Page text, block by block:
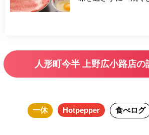
で、個室のご用意が
※アレルギーがござ
入ください。 また上
人形町今半 上野広小路店の
一休 Hotpepper 食べログ